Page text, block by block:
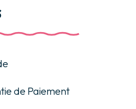
de Paiement